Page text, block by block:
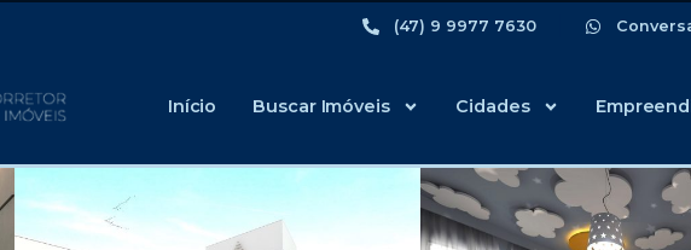
(47) 9 9977 7630
Início Buscar Imóveis Cidades